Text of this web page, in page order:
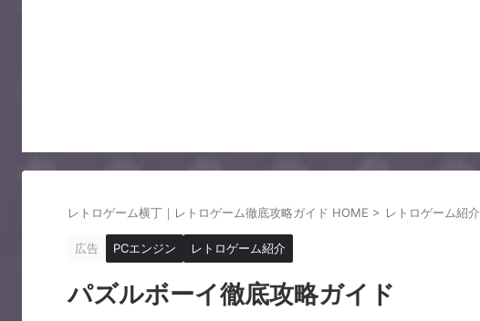
レトロゲーム横丁｜レトロゲーム徹底攻略ガイド HOME > レトロゲーム紹介
広告 PCエンジン レトロゲーム紹介
パズルボーイ徹底攻略ガイド